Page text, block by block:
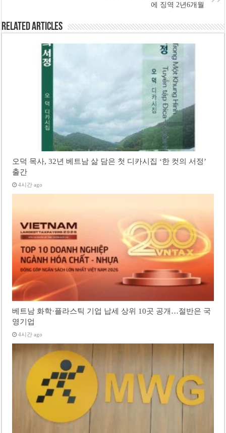
에 징역 2년6개월
Related Articles
오덕 목사, 32년 베트남 삶 담은 첫 디카시집 ‘한 컷의 서정’
출간
4시간 ago
베트남 화학·플라스틱 기업 납세 상위 10곳 공개…절반은 국
영기업
4시간 ago